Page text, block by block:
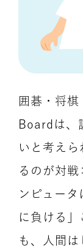
囲碁・将
Boardは、
いと考えら
るのが対戦
ンピュー
に負ける
も、人間は